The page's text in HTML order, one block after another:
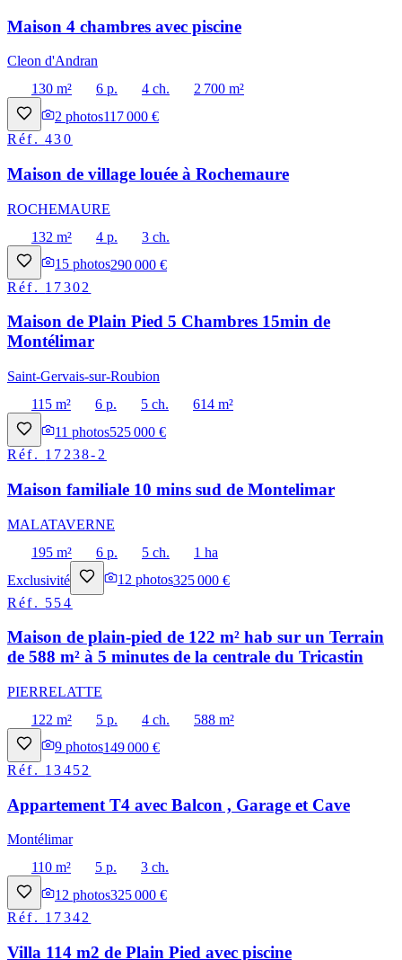
Maison 4 chambres avec piscine
Cleon d'Andran
130 m²
6 p. 4 ch.
2 700 m²
2 photos117 000 €
Réf.430
Maison de village louée à Rochemaure
ROCHEMAURE
132 m²
4 p.
3 ch.
15 photos290 000 €
Réf. 17302
Maison de Plain Pied 5 Chambres 15min de
Montélimar
Saint-Gervais-sur-Roubion
115 m²
6 p. 5 ch.
614 m²
11 photos525 000 €
Réf. 17238-2
Maison familiale 10 mins sud de Montelimar
MALATAVERNE
195 m²
6 p. 5 ch.
1 ha
Exclusivité
12 photos325 000 €
Réf. 554
Maison de plain-pied de 122 m² hab sur un Terrain
de 588 m² à 5 minutes de la centrale du Tricastin
PIERRELATTE
122 m²
5 p. 4 ch.
588 m²
9 photos149 000 €
Réf. 13452
Appartement T4 avec Balcon , Garage et Cave
Montélimar
110 m²
5 p.
3 ch.
12 photos325 000 €
Réf. 17342
Villa 114 m2 de Plain Pied avec piscine